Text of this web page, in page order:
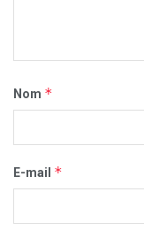
Nom *
E-mail *